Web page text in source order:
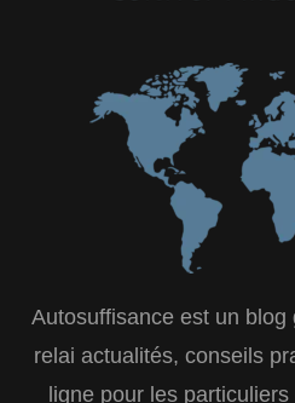
Autosuffisance est un
relai actualités, conseils
ligne pour les